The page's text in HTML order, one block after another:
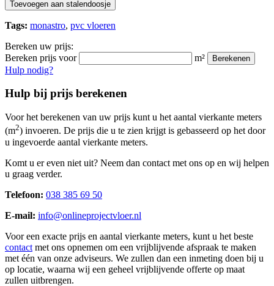
Toevoegen aan stalendoosje
Tags: monastro, pvc vloeren
Bereken uw prijs:
Bereken prijs voor
m² Berekenen
Hulp nodig?
Hulp bij prijs berekenen
Voor het berekenen van uw prijs kunt u het aantal vierkante meters
(m2) invoeren. De prijs die u te zien krijgt is gebasseerd op het door
u ingevoerde aantal vierkante meters.
Komt u er even niet uit? Neem dan contact met ons op en wij helpen
u graag verder.
Telefoon: 038 385 69 50
E-mail: info@onlineprojectvloer.nl
Voor een exacte prijs en aantal vierkante meters, kunt u het beste
contact met ons opnemen om een vrijblijvende afspraak te maken
met één van onze adviseurs. We zullen dan een inmeting doen bij u
op locatie, waarna wij een geheel vrijblijvende offerte op maat
zullen uitbrengen.